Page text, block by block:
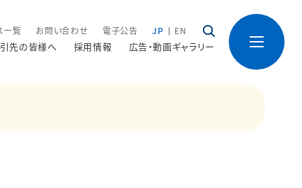
一覧 お問い合わせ 電子公告 JP EN
先の皆様へ 採用情報 広告・動画ギャラリー